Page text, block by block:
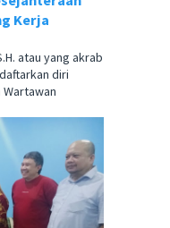
Kerja
atau yang akrab
diri